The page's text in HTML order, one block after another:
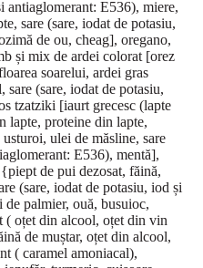
antiaglomerant: E536), miere,
sare (sare, iodat de potasiu,
de ou, cheag], oregano,
și mix de ardei colorat [orez
soarelui, ardei gras
sare (sare, iodat de potasiu,
tzatziki [iaurt grecesc (lapte
lapte, proteine din lapte,
ulei de măsline, sare
E536), mentă],
de pui dezosat, făină,
(sare, iodat de potasiu, iod și
palmier, ouă, busuioc,
( oțet din alcool, oțet din vin
de muștar, oțet din alcool,
( caramel amoniacal),